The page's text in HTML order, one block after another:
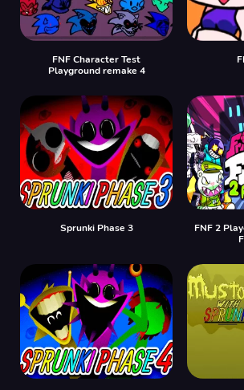
FNF Character Test
Playground remake 4
Sprunki Phase 3
FNF 2